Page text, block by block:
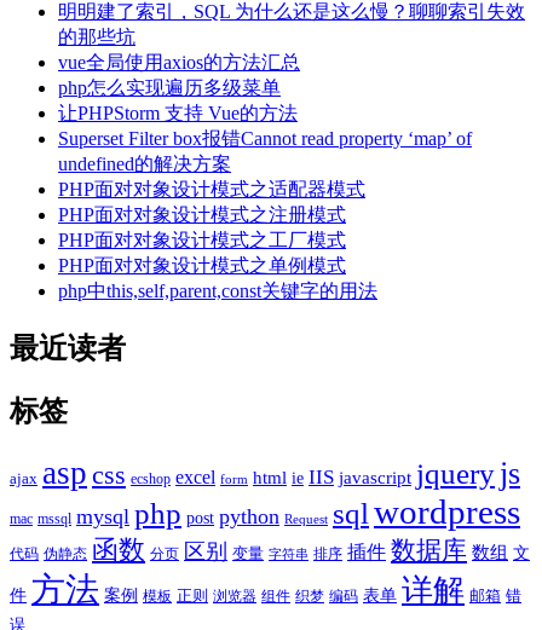
明明建了索引，SQL 为什么还是这么慢？聊聊索引失效
的那些坑
vue全局使用axios的方法汇总
php怎么实现遍历多级菜单
让PHPStorm 支持 Vue的方法
Superset Filter box报错Cannot read property ‘map’ of
undefined的解决方案
PHP面对对象设计模式之适配器模式
PHP面对对象设计模式之注册模式
PHP面对对象设计模式之工厂模式
PHP面对对象设计模式之单例模式
php中this,self,parent,const关键字的用法
最近读者
标签
ajax asp css ecshop excel form html ie IIS javascript jqueryjs
mac mssql mysql php post python Request sql wordpress
代码 伪静态 函数 分页 区别 变量 字符串 排序 插件 数据库 数组 文
件 方法 案例 模板 正则 浏览器 组件 织梦 编码 表单 详解 邮箱 错
误